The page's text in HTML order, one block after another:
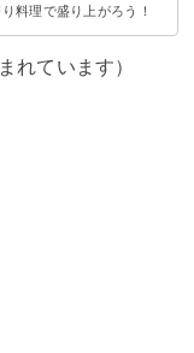
料理で盛り上がろう！
れています）